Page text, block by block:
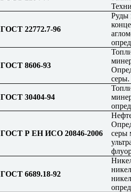
ГОСТ 22772.7-96
Руды
ГОСТ 8606-93
ГОСТ 30404-94
ГОСТ Р ЕН ИСО 20846-2006
серы
ГОСТ 6689.18-92